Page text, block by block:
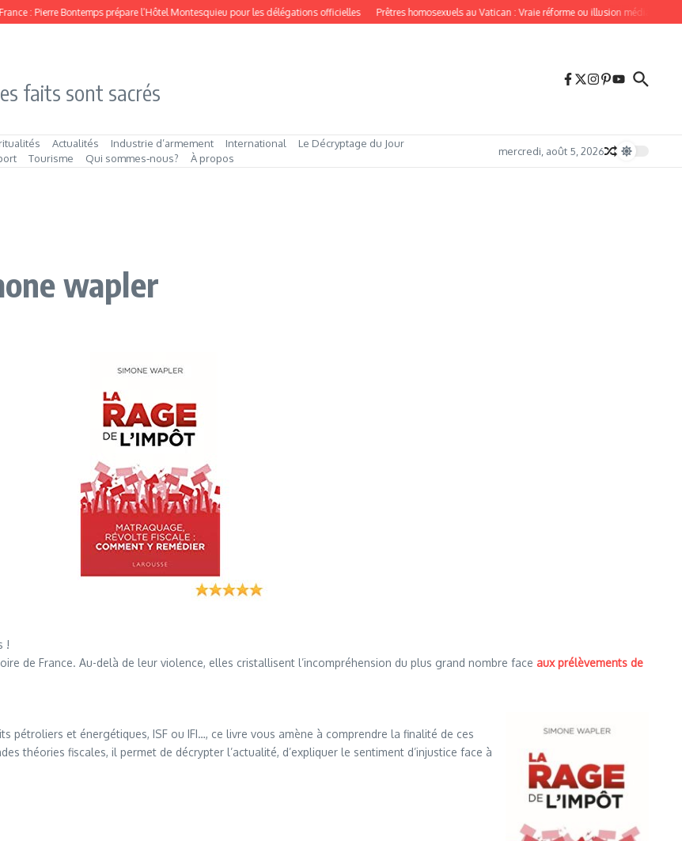
: Pierre Bontemps prépare l’Hôtel Montesquieu pour les délégations officielles Prêtres homosexuels au Vatican : Vraie réforme ou illusion médiatique ?
faits sont sacrés
Actualités Industrie d’armement International
Le Décryptage du Jour
Tourisme Qui sommes‑nous? À propos
mercredi, août 5, 2026
wapler
!
de France. Au-delà de leur violence, elles cristallisent l’incompréhension du plus grand nombre face aux prélèvements de
pétroliers et énergétiques, ISF ou IFI…, ce livre vous amène à comprendre la finalité de ces
théories fiscales, il permet de décrypter l’actualité, d’expliquer le sentiment d’injustice face à